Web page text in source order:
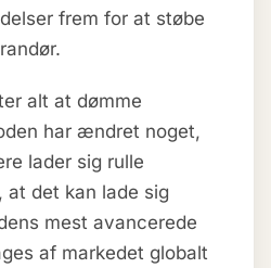
frem for at støbe
alt at dømme
har ændret noget,
lader sig rulle
at det kan lade sig
mest avancerede
af markedet globalt